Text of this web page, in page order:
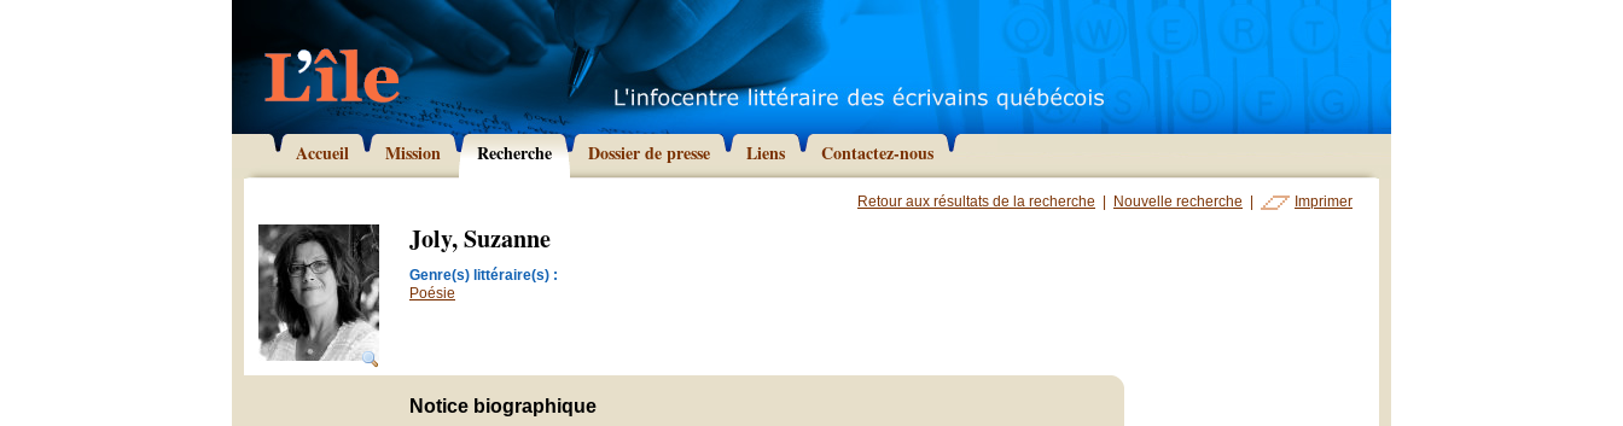
Accueil Mission Recherche Dossier de presse Liens Contactez-nous
Retour aux résultats de la recherche Nouvelle recherche Imprimer
Joly, Suzanne
Genre(s) littéraire(s) :
Poésie
Notice biographique